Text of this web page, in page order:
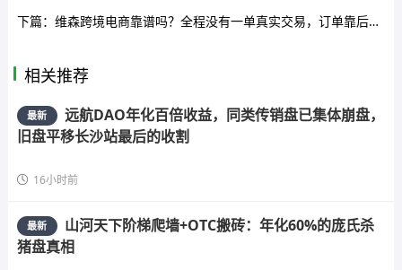
下篇： 维森跨境电商靠谱吗？全程没有一单真实交易，订单靠后台P图，收款全靠USDT——遇到这种盘，跑！
相关推荐
最新
远航DAO年化百倍收益，同类传销盘已集体崩盘，
旧盘平移长沙站最后的收割
16小时前
最新
山河天下阶梯爬墙+OTC搬砖：年化60%的庞氏杀
猪盘真相